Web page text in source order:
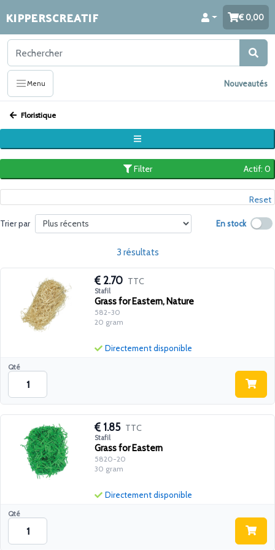
KIPPERSCREATIF 0,00
Menu Nouveautés
Floristique
Filter Actif: 0
Reset
Trier par En stock
3 résultats
2.70 TTC
Stafil
Grass for Eastern, Nature
582-30
20 gram
Qté
Directement disponible
1.85 TTC
Stafil
Grass for Eastern
5820-20
30 gram
Qté
Directement disponible